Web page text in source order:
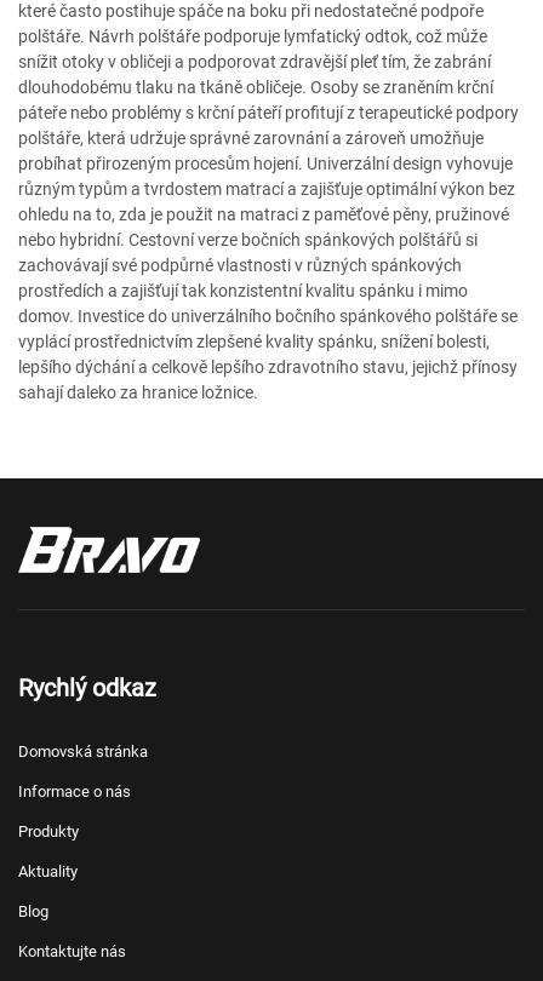
které často postihuje spáče na boku při nedostatečné podpoře
polštáře. Návrh polštáře podporuje lymfatický odtok, což může
snížit otoky v obličeji a podporovat zdravější pleť tím, že zabrání
dlouhodobému tlaku na tkáně obličeje. Osoby se zraněním krční
páteře nebo problémy s krční páteří profitují z terapeutické podpory
polštáře, která udržuje správné zarovnání a zároveň umožňuje
probíhat přirozeným procesům hojení. Univerzální design vyhovuje
různým typům a tvrdostem matrací a zajišťuje optimální výkon bez
ohledu na to, zda je použit na matraci z paměťové pěny, pružinové
nebo hybridní. Cestovní verze bočních spánkových polštářů si
zachovávají své podpůrné vlastnosti v různých spánkových
prostředích a zajišťují tak konzistentní kvalitu spánku i mimo
domov. Investice do univerzálního bočního spánkového polštáře se
vyplácí prostřednictvím zlepšené kvality spánku, snížení bolesti,
lepšího dýchání a celkově lepšího zdravotního stavu, jejichž přínosy
sahají daleko za hranice ložnice.
Rychlý odkaz
Domovská stránka
Informace o nás
Produkty
Aktuality
Blog
Kontaktujte nás